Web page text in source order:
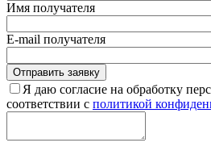
Имя получателя
E-mail получателя
Я даю согласие на обработку
соответствии с политикой